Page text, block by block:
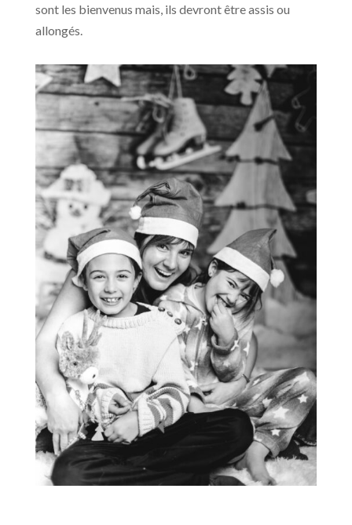
sont les bienvenus mais, ils devront être assis ou
allongés.